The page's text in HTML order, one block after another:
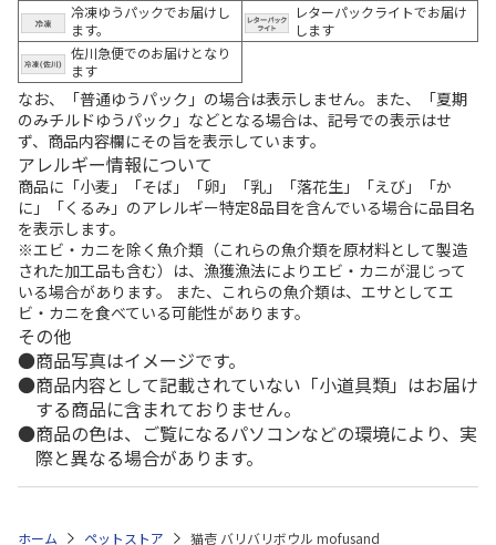
冷凍ゆうパックでお届けし
ます。
レターパックライトでお届け
します
佐川急便でのお届けとなり
ます
なお、「普通ゆうパック」の場合は表示しません。また、「夏期
のみチルドゆうパック」などとなる場合は、記号での表示はせ
ず、商品内容欄にその旨を表示しています。
アレルギー情報について
商品に「小麦」「そば」「卵」「乳」「落花生」「えび」「か
に」「くるみ」のアレルギー特定8品目を含んでいる場合に品目名
を表示します。
※エビ・カニを除く魚介類（これらの魚介類を原材料として製造
された加工品も含む）は、漁獲漁法によりエビ・カニが混じって
いる場合があります。 また、これらの魚介類は、エサとしてエ
ビ・カニを食べている可能性があります。
その他
商品写真はイメージです。
商品内容として記載されていない「小道具類」はお届け
する商品に含まれておりません。
商品の色は、ご覧になるパソコンなどの環境により、実
際と異なる場合があります。
ホーム ペットストア 猫壱 バリバリボウル mofusand